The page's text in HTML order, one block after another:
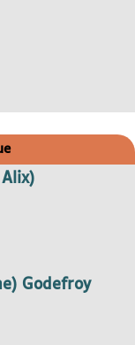
Godefroy